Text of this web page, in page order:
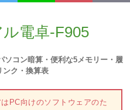
電卓-F905
ソコン暗算・便利な5メモリー・履
ンク・換算表
PC向けのソフトウェアのた